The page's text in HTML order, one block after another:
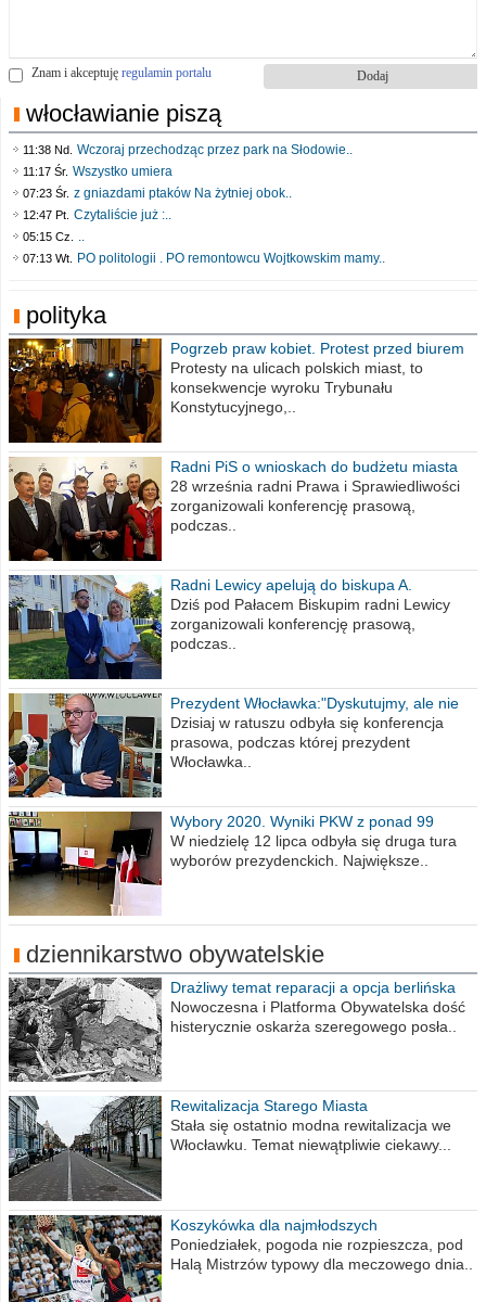
Znam i akceptuję regulamin portalu
włocławianie piszą
11:38 Nd. Wczoraj przechodząc przez park na Słodowie..
11:17 Śr. Wszystko umiera
07:23 Śr. z gniazdami ptaków Na żytniej obok..
12:47 Pt. Czytaliście już :..
05:15 Cz. ..
07:13 Wt. PO politologii . PO remontowcu Wojtkowskim mamy..
polityka
Pogrzeb praw kobiet. Protest przed biurem
poselskim PiS
Protesty na ulicach polskich miast, to
konsekwencje wyroku Trybunału
Konstytucyjnego,..
Radni PiS o wnioskach do budżetu miasta
na 2021 rok
28 września radni Prawa i Sprawiedliwości
zorganizowali konferencję prasową,
podczas..
Radni Lewicy apelują do biskupa A.
Wiesława Meringa
Dziś pod Pałacem Biskupim radni Lewicy
zorganizowali konferencję prasową,
podczas..
Prezydent Włocławka:"Dyskutujmy, ale nie
obrażajmy się”
Dzisiaj w ratuszu odbyła się konferencja
prasowa, podczas której prezydent
Włocławka..
Wybory 2020. Wyniki PKW z ponad 99
procent obwodów
W niedzielę 12 lipca odbyła się druga tura
wyborów prezydenckich. Największe..
dziennikarstwo obywatelskie
Drażliwy temat reparacji a opcja berlińska
Nowoczesna i Platforma Obywatelska dość
histerycznie oskarża szeregowego posła..
Rewitalizacja Starego Miasta
Stała się ostatnio modna rewitalizacja we
Włocławku. Temat niewątpliwie ciekawy...
Koszykówka dla najmłodszych
Poniedziałek, pogoda nie rozpieszcza, pod
Halą Mistrzów typowy dla meczowego dnia..